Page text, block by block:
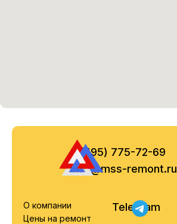
Telegram
8 (495) 775-72-69
info@mss-remont.ru
Цены на ремонт
О компании